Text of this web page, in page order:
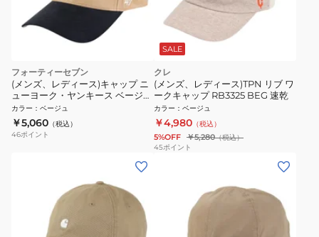
フォーティーセブン
(メンズ、レディース)キャップ ニ
ューヨーク・ヤンキース ベージュ
55-59cmA B-USMDT17USS-KH
14858469 スポーツキャップ
カラー ： ベージュ
￥5,060 （税込）
46ポイント
SALE
クレ
(メンズ、レディース)TPN リブ ワ
ークキャップ RB3325 BEG 速乾
カラー ： ベージュ
￥4,980 （税込）
5%OFF ￥5,280（税込）
45ポイント